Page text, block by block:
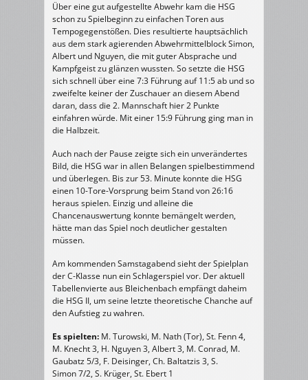
Über eine gut aufgestellte Abwehr kam die HSG
schon zu Spielbeginn zu einfachen Toren aus
Tempogegenstößen. Dies resultierte hauptsächlich
aus dem stark agierenden Abwehrmittelblock Simon,
Albert und Nguyen, die mit guter Absprache und
Kampfgeist zu glänzen wussten. So setzte die HSG
sich schnell über eine 7:3 Führung auf 11:5 ab und so
zweifelte keiner der Zuschauer an diesem Abend
daran, dass die 2. Mannschaft hier 2 Punkte
einfahren würde. Mit einer 15:9 Führung ging man in
die Halbzeit.
Auch nach der Pause zeigte sich ein unverändertes
Bild, die HSG war in allen Belangen spielbestimmend
und überlegen. Bis zur 53. Minute konnte die HSG
einen 10-Tore-Vorsprung beim Stand von 26:16
heraus spielen. Einzig und alleine die
Chancenauswertung konnte bemängelt werden,
hätte man das Spiel noch deutlicher gestalten
müssen.
Am kommenden Samstagabend sieht der Spielplan
der C-Klasse nun ein Schlagerspiel vor. Der aktuell
Tabellenvierte aus Bleichenbach empfängt daheim
die HSG II, um seine letzte theoretische Chanche auf
den Aufstieg zu wahren.
Es spielten: M. Turowski, M. Nath (Tor), St. Fenn 4,
M. Knecht 3, H. Nguyen 3, Albert 3, M. Conrad, M.
Gaubatz 5/3, F. Deisinger, Ch. Baltatzis 3, S.
Simon 7/2, S. Krüger, St. Ebert 1